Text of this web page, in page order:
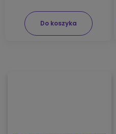
Do koszyka